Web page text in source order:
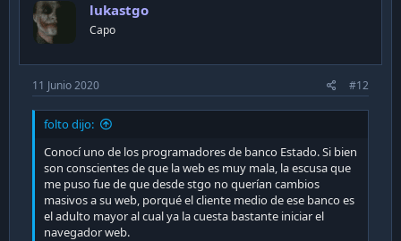
lukastgo
Capo
11 Junio 2020 #12
folto dijo:
Conocí uno de los programadores de banco Estado. Si bien
son conscientes de que la web es muy mala, la escusa que
me puso fue de que desde stgo no querían cambios
masivos a su web, porqué el cliente medio de ese banco es
el adulto mayor al cual ya la cuesta bastante iniciar el
navegador web.